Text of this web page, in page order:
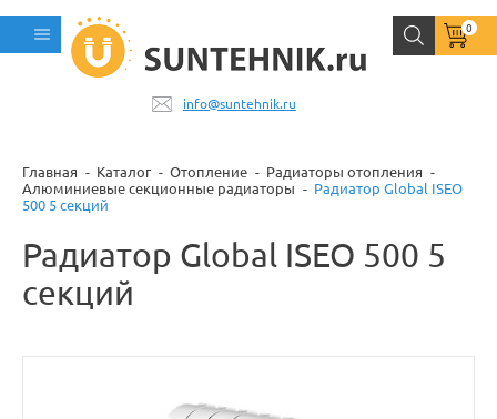
info@suntehnik.ru
0
Главная Каталог Отопление
Радиаторы отопления
Алюминиевые секционные радиаторы
Радиатор Global ISEO
500 5 секций
Радиатор Global ISEO 500 5
секций